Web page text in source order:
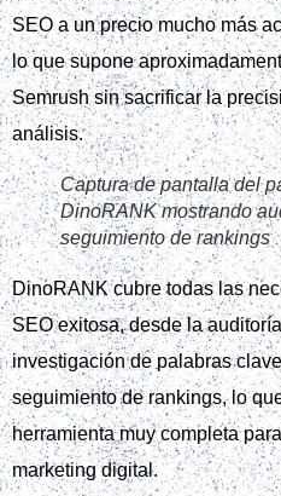
SEO a un precio mucho más
lo que supone
Semrush sin sacrificar la
análisis.
Captura de pantalla del
DinoRANK mostrando
seguimiento de rankings
DinoRANK cubre todas las
SEO exitosa, desde la
investigación de palabras
seguimiento de rankings, lo
herramienta muy completa
marketing digital.